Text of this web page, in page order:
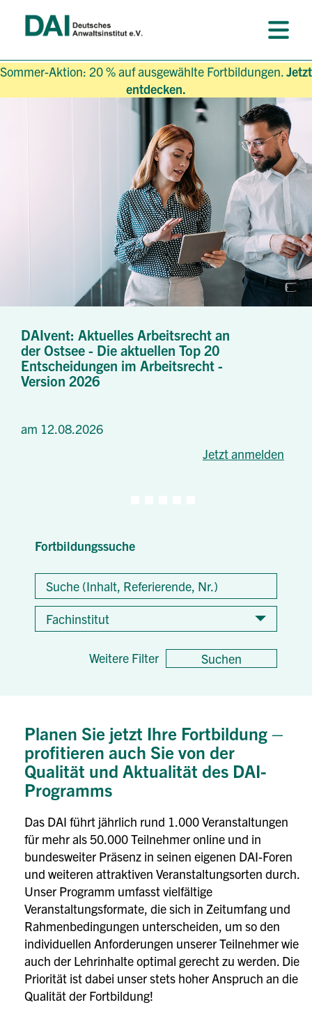
Sommer-Aktion: 20 % auf ausgewählte Fortbildungen.Jetzt
entdecken.
DAIvent: Aktuelles Arbeitsrecht an
der Ostsee - Die aktuellen Top 20
Entscheidungen im Arbeitsrecht -
Version 2026
am 12.08.2026
Jetzt anmelden
Fortbildungssuche
Suche
(Inhalt,
Referierende,
Nr.)
Fachinstitut
Weitere Filter Suchen
Planen Sie jetzt Ihre Fortbildung–
profitieren auch Sie von der
Qualität und Aktualität des DAI-
Programms
Das DAI führt jährlich rund 1.000 Veranstaltungen
für mehr als 50.000 Teilnehmer online und in
bundesweiter Präsenz in seinen eigenen DAI-Foren
und weiteren attraktiven Veranstaltungsorten durch.
Unser Programm umfasst vielfältige
Veranstaltungsformate, die sich in Zeitumfang und
Rahmenbedingungen unterscheiden, um so den
individuellen Anforderungen unserer Teilnehmer wie
auch der Lehrinhalte optimal gerecht zu werden. Die
Priorität ist dabei unser stets hoher Anspruch an die
Qualität der Fortbildung!